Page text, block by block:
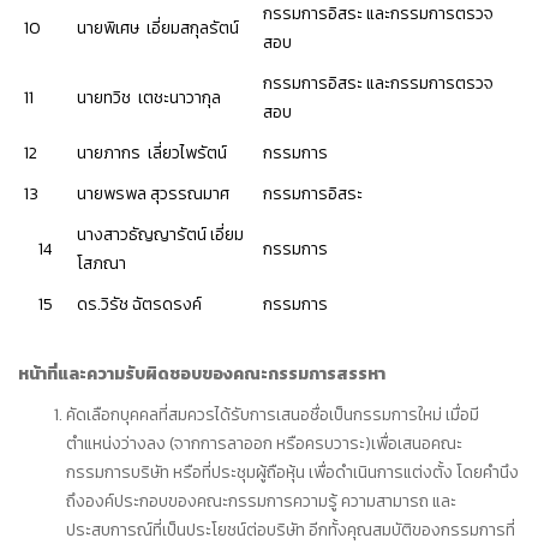
10 นายพิเศษ เอี่ยมสกุลรัตน์
กรรมการอิสระ และกรรมการตรวจ
สอบ
11 นายทวิช เตชะนาวากุล
กรรมการอิสระ และกรรมการตรวจ
สอบ
12
นายภากร เลี่ยวไพรัตน์
กรรมการ
13
นายพรพล สุวรรณมาศ กรรมการอิสระ
14
นางสาวธัญญารัตน์ เอี่ยม
โสภณา
กรรมการ
15 ดร.วิรัช ฉัตรดรงค์ กรรมการ
หน้าที่และความรับผิดชอบของคณะกรรมการสรรหา
คัดเลือกบุคคลที่สมควรได้รับการเสนอชื่อเป็นกรรมการใหม่ เมื่อมี
ตำแหน่งว่างลง (จากการลาออก หรือครบวาระ)เพื่อเสนอคณะ
กรรมการบริษัท หรือที่ประชุมผู้ถือหุ้น เพื่อดำเนินการแต่งตั้ง โดยคำนึง
ถึงองค์ประกอบของคณะกรรมการความรู้ ความสามารถ และ
ประสบการณ์ที่เป็นประโยชน์ต่อบริษัท อีกทั้งคุณสมบัติของกรรมการที่